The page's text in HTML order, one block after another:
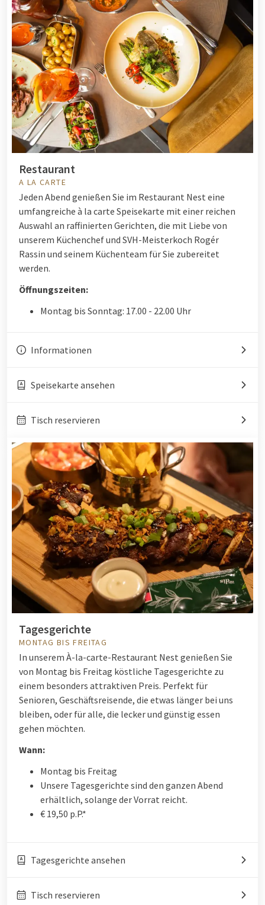
Restaurant
A LA CARTE
Jeden Abend genießen Sie im Restaurant Nest eine
umfangreiche à la carte Speisekarte mit einer reichen
Auswahl an raffinierten Gerichten, die mit Liebe von
unserem Küchenchef und SVH-Meisterkoch Rogér
Rassin und seinem Küchenteam für Sie zubereitet
werden.
Öffnungszeiten:
Montag bis Sonntag: 17.00 - 22.00 Uhr
Informationen
Speisekarte ansehen
Tisch reservieren
Tagesgerichte
MONTAG BIS FREITAG
In unserem À-la-carte-Restaurant Nest genießen Sie
von Montag bis Freitag köstliche Tagesgerichte zu
einem besonders attraktiven Preis. Perfekt für
Senioren, Geschäftsreisende, die etwas länger bei uns
bleiben, oder für alle, die lecker und günstig essen
gehen möchten.
Wann:
Montag bis Freitag
Unsere Tagesgerichte sind den ganzen Abend
erhältlich, solange der Vorrat reicht.
€ 19,50 p.P.*
Tagesgerichte ansehen
Tisch reservieren